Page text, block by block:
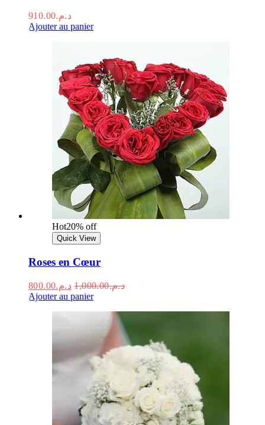
د.م.910.00
Ajouter au panier
Hot20% off
Quick View
Roses en Cœur
د.م.800.00 د.م.1,000.00
Ajouter au panier